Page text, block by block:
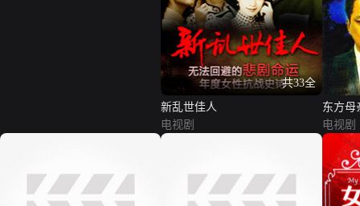
共33全
新乱世佳人
电视剧
东方母
电视剧